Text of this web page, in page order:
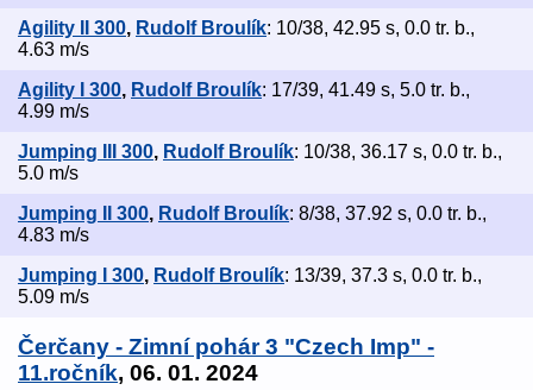
Agility II 300, Rudolf Broulík: 10/38, 42.95 s, 0.0 tr. b.,
4.63 m/s
Agility I 300, Rudolf Broulík: 17/39, 41.49 s, 5.0 tr. b.,
4.99 m/s
Jumping III 300, Rudolf Broulík: 10/38, 36.17 s, 0.0 tr. b.,
5.0 m/s
Jumping II 300, Rudolf Broulík: 8/38, 37.92 s, 0.0 tr. b.,
4.83 m/s
Jumping I 300, Rudolf Broulík: 13/39, 37.3 s, 0.0 tr. b.,
5.09 m/s
Čerčany - Zimní pohár 3 "Czech Imp" -
11.ročník, 06. 01. 2024